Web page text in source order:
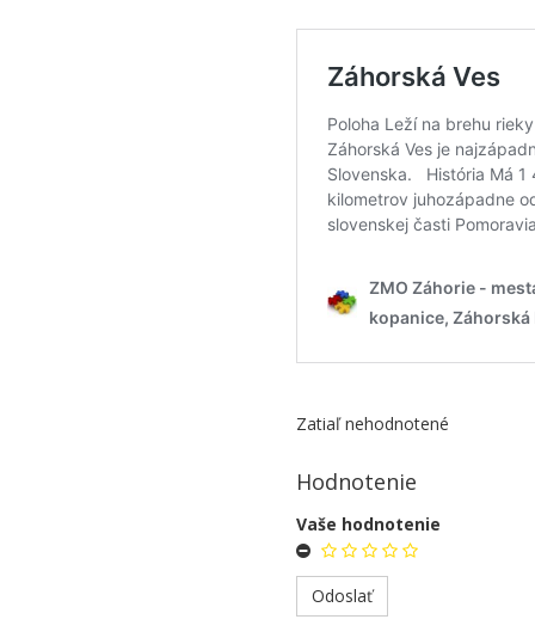
Zatiaľ nehodnotené
Hodnotenie
Vaše hodnotenie